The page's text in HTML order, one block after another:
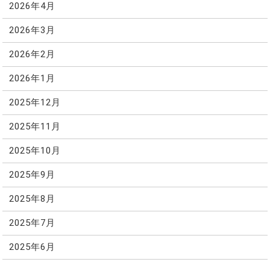
2026年4月
2026年3月
2026年2月
2026年1月
2025年12月
2025年11月
2025年10月
2025年9月
2025年8月
2025年7月
2025年6月